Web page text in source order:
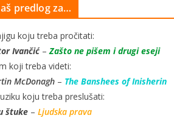
predlog za…
koju treba pročitati:
Ivančić– Zašto ne pišem i drugi eseji
koji treba videti:
McDonagh – The Banshees of Inisherin
koju treba preslušati:
štuke – Ljudska prava